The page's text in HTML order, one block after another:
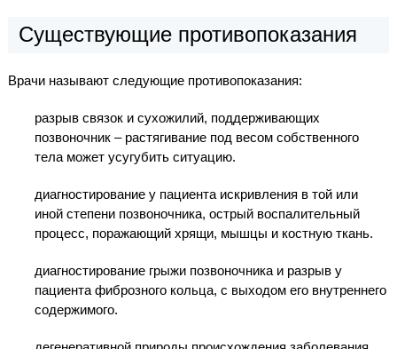
Существующие противопоказания
Врачи называют следующие противопоказания:
разрыв связок и сухожилий, поддерживающих
позвоночник – растягивание под весом собственного
тела может усугубить ситуацию.
диагностирование у пациента искривления в той или
иной степени позвоночника, острый воспалительный
процесс, поражающий хрящи, мышцы и костную ткань.
диагностирование грыжи позвоночника и разрыв у
пациента фиброзного кольца, с выходом его внутреннего
содержимого.